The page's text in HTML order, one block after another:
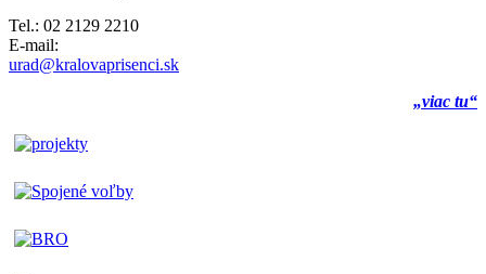
Tel.: 02 2129 2210
E-mail:
urad@kralovaprisenci.sk
„viac tu“